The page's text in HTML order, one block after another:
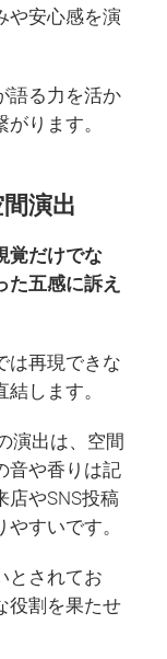
や安心感を演
語る力を活か
ります。
演出
覚だけでな
た五感に訴え
は再現できな
します。
演出は、空間
音や香りは記
店やSNS投稿
すいです。
とされてお
役割を果たせ